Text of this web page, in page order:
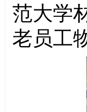
范大学
老员工